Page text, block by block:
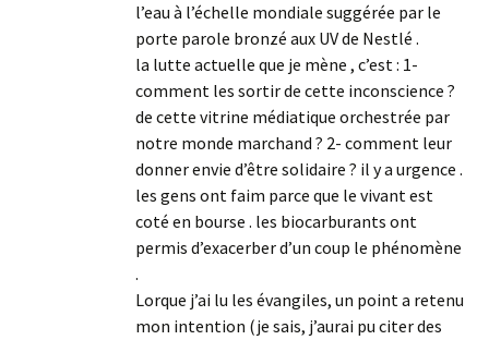
l’eau à l’échelle mondiale suggérée par le
porte parole bronzé aux UV de Nestlé .
la lutte actuelle que je mène , c’est : 1-
comment les sortir de cette inconscience ?
de cette vitrine médiatique orchestrée par
notre monde marchand ? 2- comment leur
donner envie d’être solidaire ? il y a urgence .
les gens ont faim parce que le vivant est
coté en bourse . les biocarburants ont
permis d’exacerber d’un coup le phénomène
.
Lorque j’ai lu les évangiles, un point a retenu
mon intention (je sais, j’aurai pu citer des